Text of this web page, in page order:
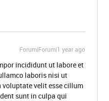
Forum|Forum|1 year ago
incididunt ut labore et
laboris nisi ut
voluptate velit esse cillum
sunt in culpa qui